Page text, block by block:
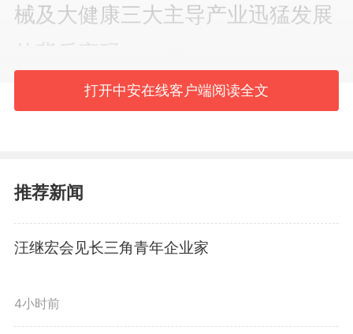
械及大健康三大主导产业迅猛发展
的背后密码。
打开中安在线客户端阅读全文
推荐新闻
汪继宏会见长三角青年企业家
4小时前